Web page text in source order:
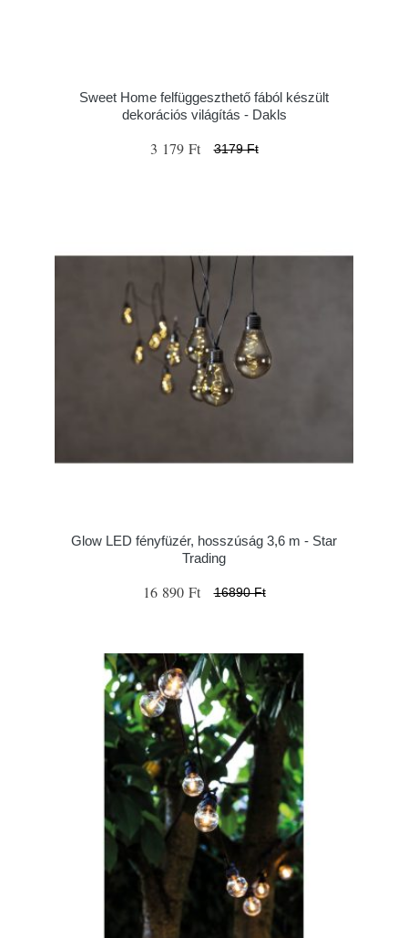
Sweet Home felfüggeszthető fából készült
dekorációs világítás - Dakls
3 179 Ft 3179 Ft
Glow LED fényfüzér, hosszúság 3,6 m - Star
Trading
16 890 Ft 16890 Ft